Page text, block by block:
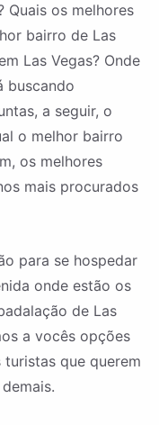
Quais os melhores
bairro de Las
Las Vegas? Onde
buscando
a seguir, o
o melhor bairro
os melhores
mais procurados
para se hospedar
onde estão os
de Las
a vocês opções
que querem